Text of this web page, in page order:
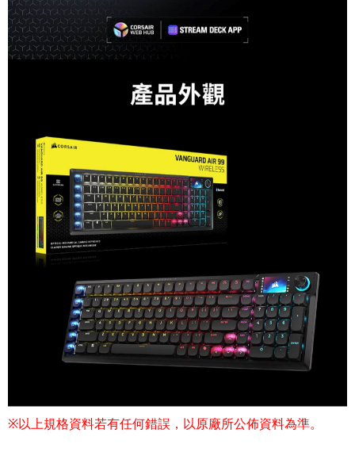
※以上規格資料若有任何錯誤，以原廠所公佈資料為準。